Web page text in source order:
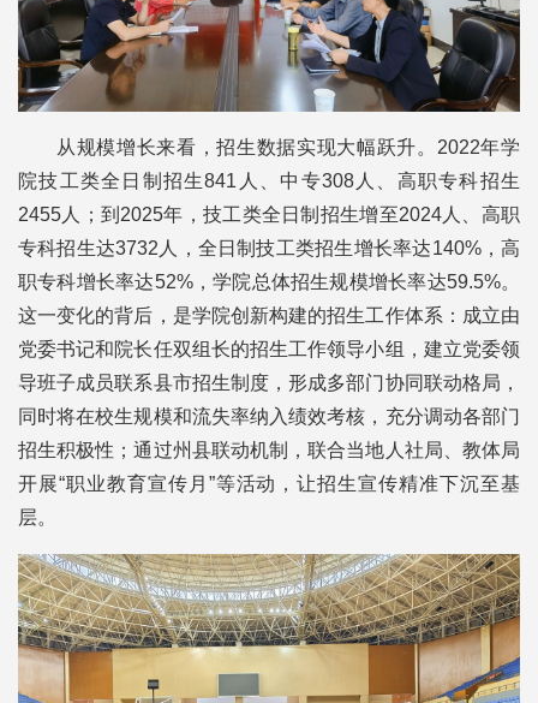
从规模增长来看，招生数据实现大幅跃升。2022年学
院技工类全日制招生841人、中专308人、高职专科招生
2455人；到2025年，技工类全日制招生增至2024人、高职
专科招生达3732人，全日制技工类招生增长率达140%，高
职专科增长率达52%，学院总体招生规模增长率达59.5%。
这一变化的背后，是学院创新构建的招生工作体系：成立由
党委书记和院长任双组长的招生工作领导小组，建立党委领
导班子成员联系县市招生制度，形成多部门协同联动格局，
同时将在校生规模和流失率纳入绩效考核，充分调动各部门
招生积极性；通过州县联动机制，联合当地人社局、教体局
开展“职业教育宣传月”等活动，让招生宣传精准下沉至基
层。